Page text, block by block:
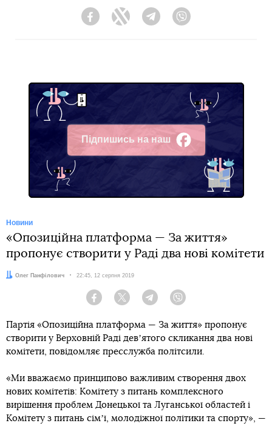
FacebookTwitter Telegram
Підпишись на наш
Facebook
Новини
«Опозиційна платформа — За життя»
пропонує створити у Раді два нові комітети
Автор:
Олег Панфілович Дата:
22:45, 12 серпня 2019
Facebook Twitter Telegram
Партія «Опозиційна платформа — За життя» пропонує
створити у Верховній Раді девʼятого скликання два нові
комітети, повідомляє пресслужба політсили.
«Ми вважаємо принципово важливим створення двох
нових комітетів: Комітету з питань комплексного
вирішення проблем Донецької та Луганської областей і
Комітету з питань сімʼї, молодіжної політики та спорту», —